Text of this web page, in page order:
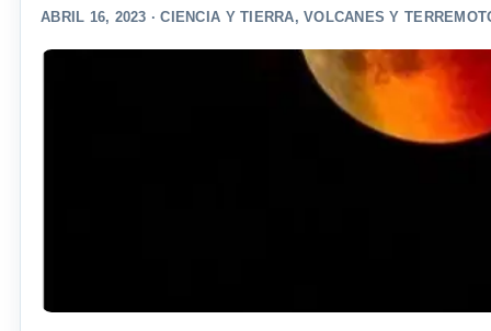
ABRIL 16, 2023 ·CIENCIA Y TIERRA,VOLCANES Y